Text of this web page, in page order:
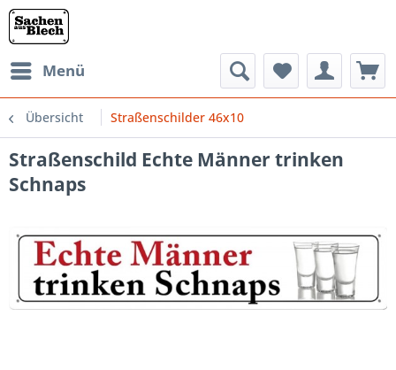
Menü
Übersicht Straßenschilder 46x10
Straßenschild Echte Männer trinken
Schnaps